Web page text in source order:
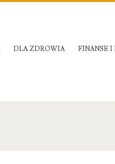
DLA ZDROWIA FINANSE I